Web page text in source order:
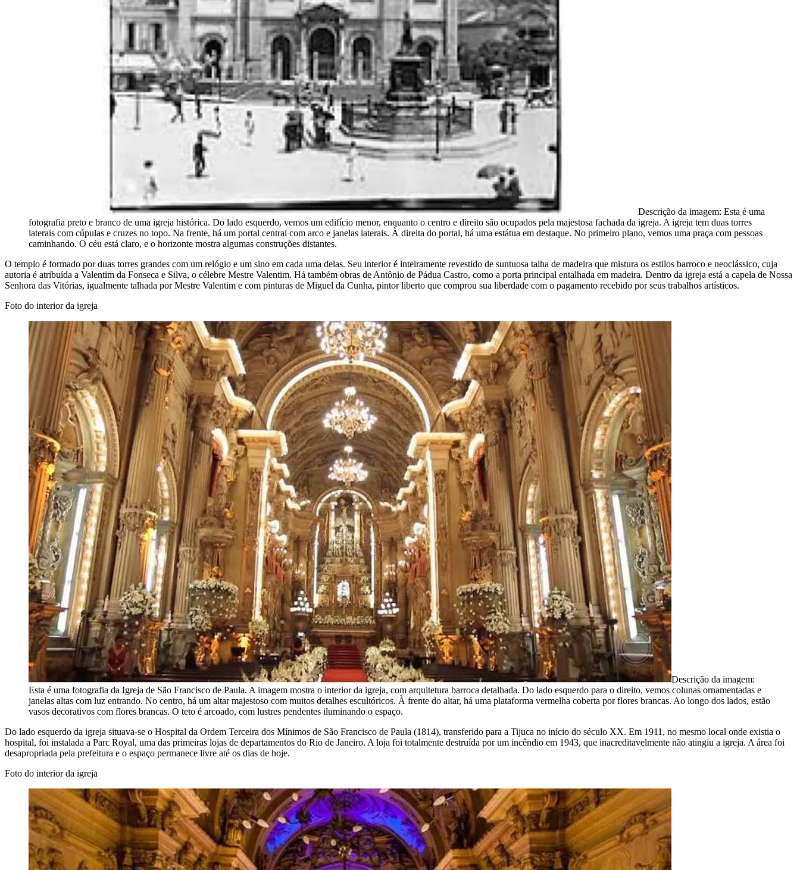
Descrição da imagem: Esta é uma
fotografia preto e branco de uma igreja histórica. Do lado esquerdo, vemos um edifício menor, enquanto o centro e direito são ocupados pela majestosa fachada da igreja. A igreja tem duas torres
laterais com cúpulas e cruzes no topo. Na frente, há um portal central com arco e janelas laterais. À direita do portal, há uma estátua em destaque. No primeiro plano, vemos uma praça com pessoas
caminhando. O céu está claro, e o horizonte mostra algumas construções distantes.
O templo é formado por duas torres grandes com um relógio e um sino em cada uma delas. Seu interior é inteiramente revestido de suntuosa talha de madeira que mistura os estilos barroco e neoclássico, cuja
autoria é atribuída a Valentim da Fonseca e Silva, o célebre Mestre Valentim. Há também obras de Antônio de Pádua Castro, como a porta principal entalhada em madeira. Dentro da igreja está a capela de Nossa
Senhora das Vitórias, igualmente talhada por Mestre Valentim e com pinturas de Miguel da Cunha, pintor liberto que comprou sua liberdade com o pagamento recebido por seus trabalhos artísticos.
Foto do interior da igreja
Descrição da imagem:
Esta é uma fotografia da Igreja de São Francisco de Paula. A imagem mostra o interior da igreja, com arquitetura barroca detalhada. Do lado esquerdo para o direito, vemos colunas ornamentadas e
janelas altas com luz entrando. No centro, há um altar majestoso com muitos detalhes escultóricos. À frente do altar, há uma plataforma vermelha coberta por flores brancas. Ao longo dos lados, estão
vasos decorativos com flores brancas. O teto é arcoado, com lustres pendentes iluminando o espaço.
Do lado esquerdo da igreja situava-se o Hospital da Ordem Terceira dos Mínimos de São Francisco de Paula (1814), transferido para a Tijuca no início do século XX. Em 1911, no mesmo local onde existia o
hospital, foi instalada a Parc Royal, uma das primeiras lojas de departamentos do Rio de Janeiro. A loja foi totalmente destruída por um incêndio em 1943, que inacreditavelmente não atingiu a igreja. A área foi
desapropriada pela prefeitura e o espaço permanece livre até os dias de hoje.
Foto do interior da igreja